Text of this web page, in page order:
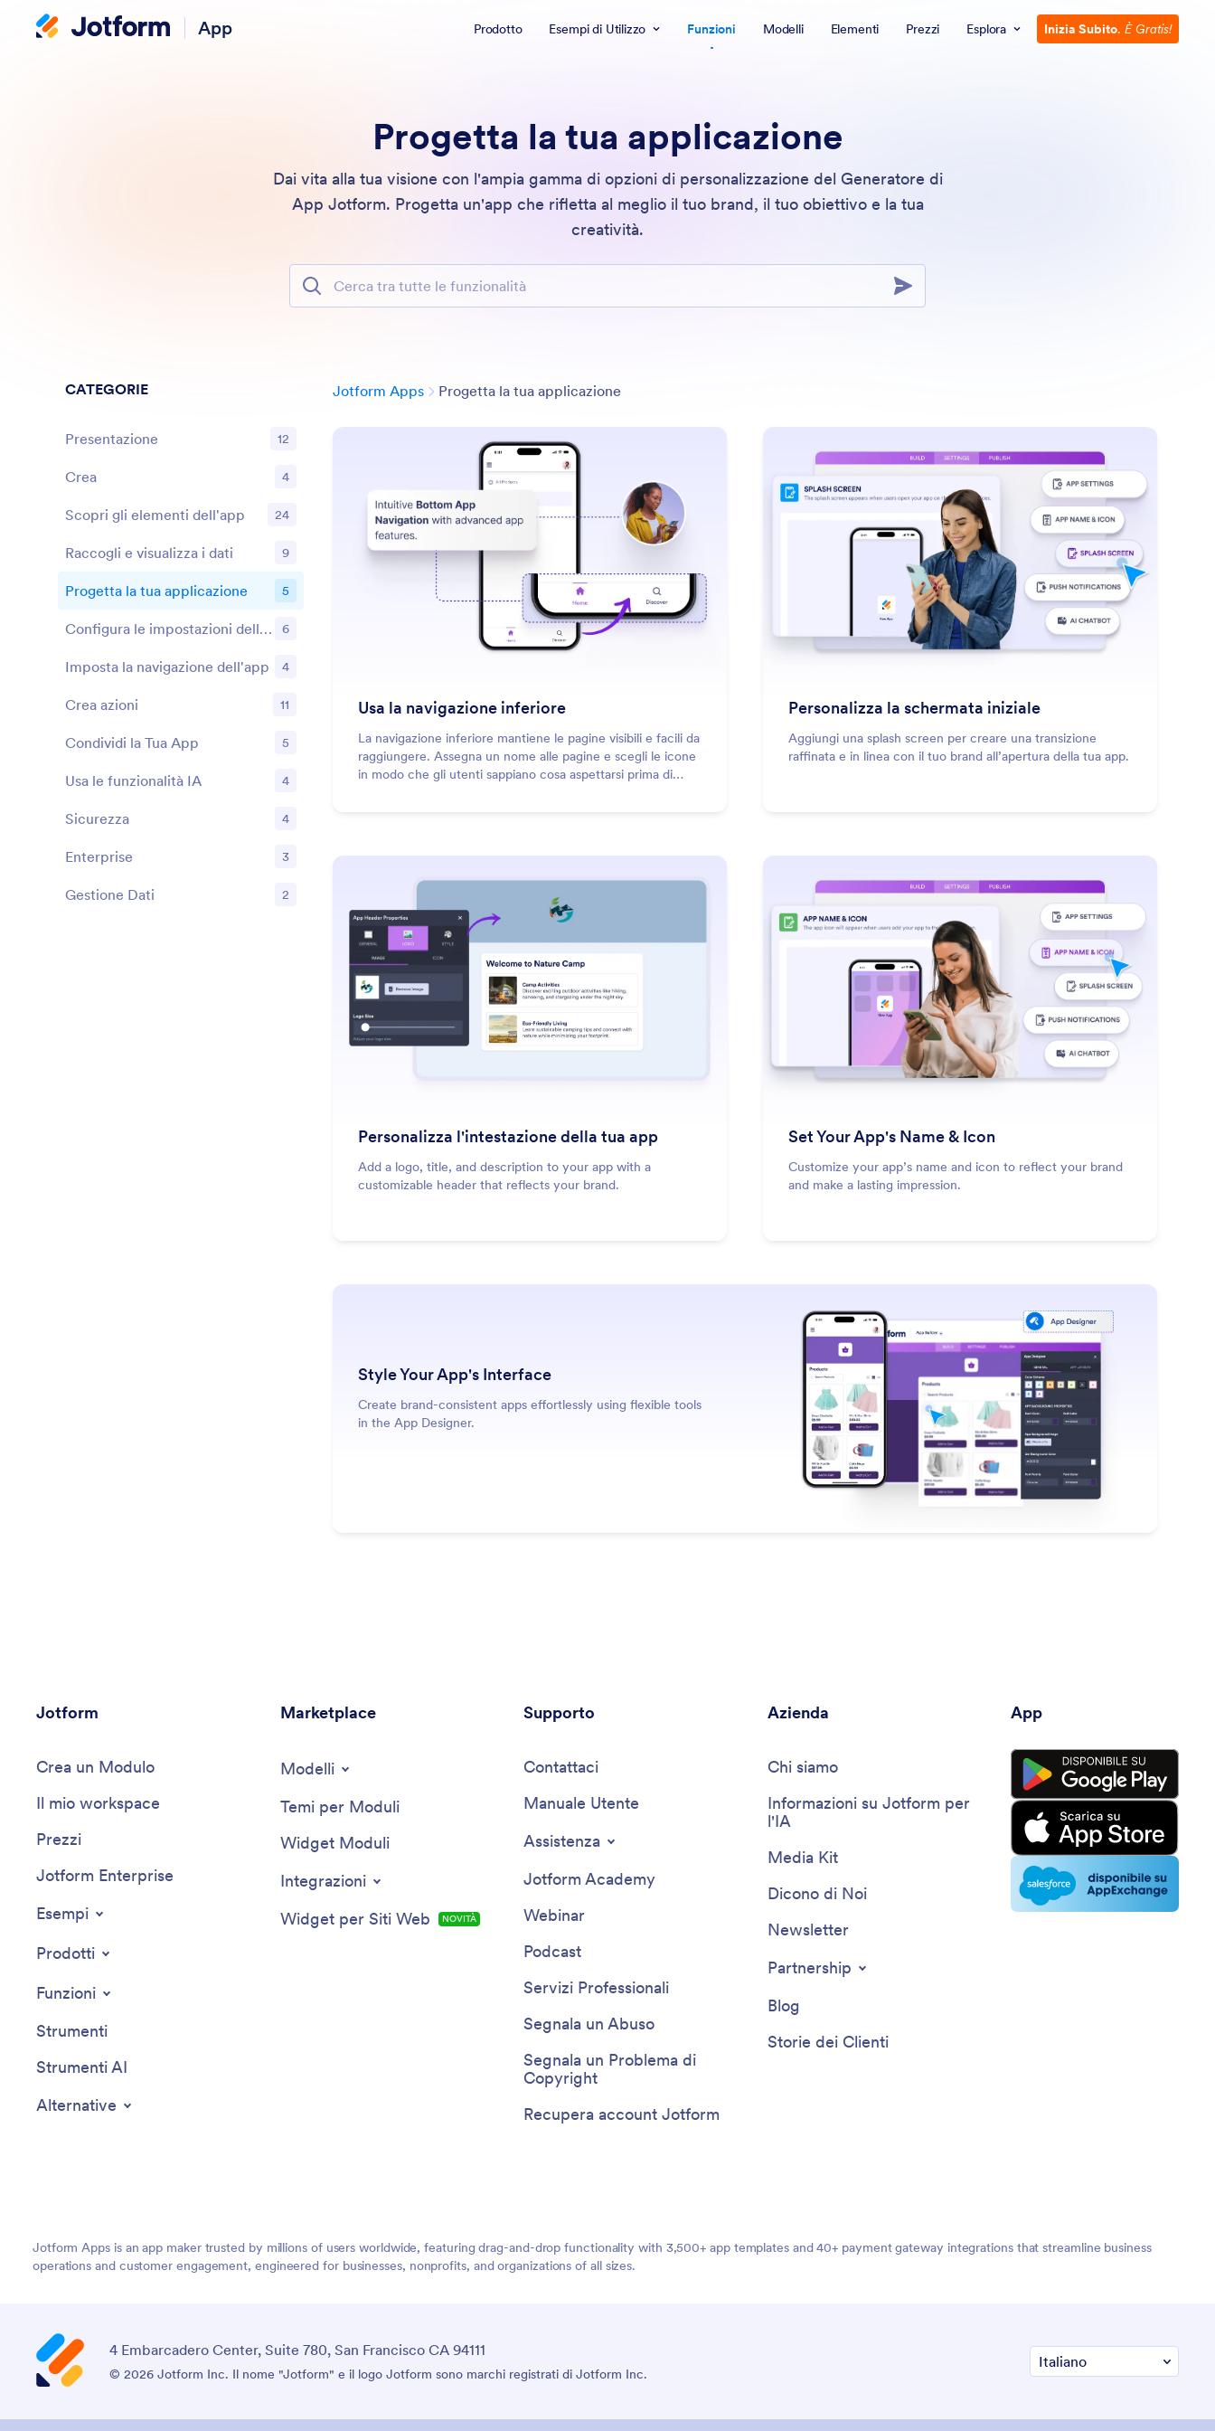
App Prodotto Esempi di Utilizzo Funzioni Modelli Elementi Prezzi Esplora Inizia Subito. È Gratis!
Progetta la tua applicazione
Dai vita alla tua visione con l'ampia gamma di opzioni di personalizzazione del Generatore di
App Jotform. Progetta un'app che rifletta al meglio il tuo brand, il tuo obiettivo e la tua
creatività.
Cerca tra tutte le funzionalità
Jotform Apps Progetta la tua applicazione
Usa la navigazione inferiore
La navigazione inferiore mantiene le pagine visibili e facili da
raggiungere. Assegna un nome alle pagine e scegli le icone
in modo che gli utenti sappiano cosa aspettarsi prima di
Scopri di più: Customize Splash Screen
Personalizza la schermata iniziale
Aggiungi una splash screen per creare una transizione
raffinata e in linea con il tuo brand all’apertura della tua app.
Scopri di più: Customize Your App Header
Personalizza l'intestazione della tua app
Add a logo, title, and description to your app with a
customizable header that reflects your brand.
Scopri di più: Set Your App's Name & Icon
Set Your App's Name & Icon
Customize your app’s name and icon to reflect your brand
and make a lasting impression.
Scopri di più: Style Your App's Interface
Style Your App's Interface
Create brand-consistent apps effortlessly using flexible tools
in the App Designer.
CATEGORIE
Presentazione 12
Funzioni
Crea 4
Funzioni
Scopri gli elementi dell'app 24
Funzioni
Raccogli e visualizza i dati 9
Funzioni
Progetta la tua applicazione 5
Funzioni Configura le impostazioni dell'app 6
Funzioni
Imposta la navigazione dell'app 4
Funzioni
Crea azioni 11
Funzioni
Condividi la Tua App 5
Funzioni
Usa le funzionalità IA 4
Funzioni
Sicurezza 4
Funzioni
Enterprise 3
Funzioni
Gestione Dati 2
Jotform
Crea un Modulo
Il mio workspace
Prezzi
Jotform Enterprise
Esempi
Prodotti
Funzioni
Strumenti
Strumenti AI
Alternative
Marketplace
Modelli
Temi per Moduli
Widget Moduli
Integrazioni
Widget per Siti Web
NOVITÀ
Supporto
Contattaci
Manuale Utente
Assistenza
Jotform Academy
Webinar
Podcast
Servizi Professionali
Segnala un Abuso
Segnala un Problema di
Copyright
Recupera account Jotform
Azienda
Chi siamo
Informazioni su Jotform per
l'IA
Media Kit
Dicono di Noi
Newsletter
Partnership
Blog
Storie dei Clienti
App
Jotform Apps is an app maker trusted by millions of users worldwide, featuring drag-and-drop functionality with 3,500+ app templates and 40+ payment gateway integrations that streamline business
operations and customer engagement, engineered for businesses, nonprofits, and organizations of all sizes.
4 Embarcadero Center, Suite 780, San Francisco CA 94111
© 2026 Jotform Inc. Il nome "Jotform" e il logo Jotform sono marchi registrati di Jotform Inc.